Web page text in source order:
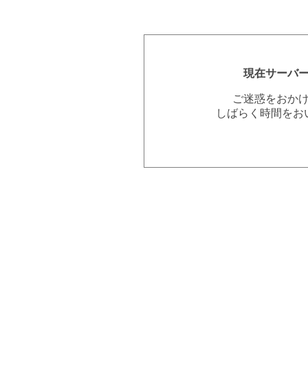
現在サーバ
ご迷惑をおか
しばらく時間を